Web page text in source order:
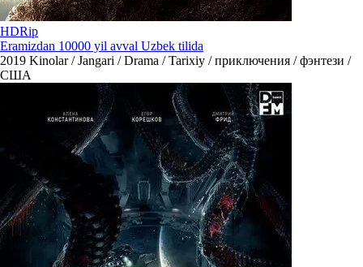
HDRip
Eramizdan 10000 yil avval Uzbek tilida
2019 Kinolar / Jangari / Drama / Tarixiy / приключения / фэнтези /
США